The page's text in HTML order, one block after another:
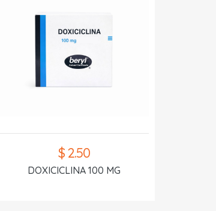
$ 2.50
DOXICICLINA 100 MG